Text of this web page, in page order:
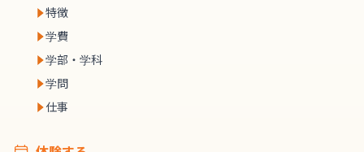
特徴
学費
学部・学科
学問
仕事